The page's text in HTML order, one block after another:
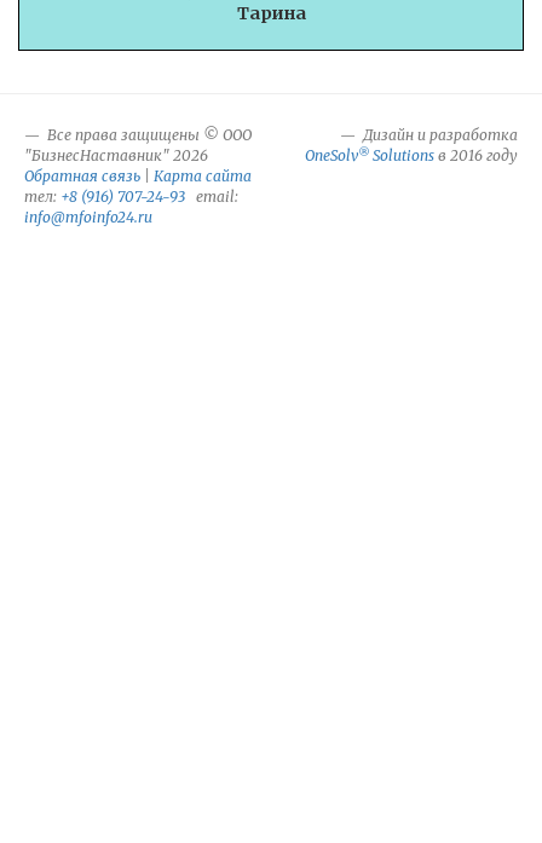
Тарина
Все права защищены © ООО
"БизнесНаставник" 2026
Обратная связь
Карта сайта
тел: +8 (916) 707-24-93 email:
info@mfoinfo24.ru
Дизайн и разработка
OneSolv® Solutions в 2016 году